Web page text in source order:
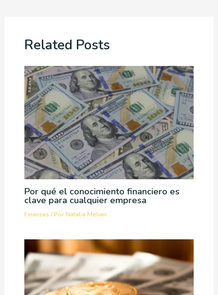
Related Posts
Por qué el conocimiento financiero es
clave para cualquier empresa
Finanzas / PorNatalia Melian